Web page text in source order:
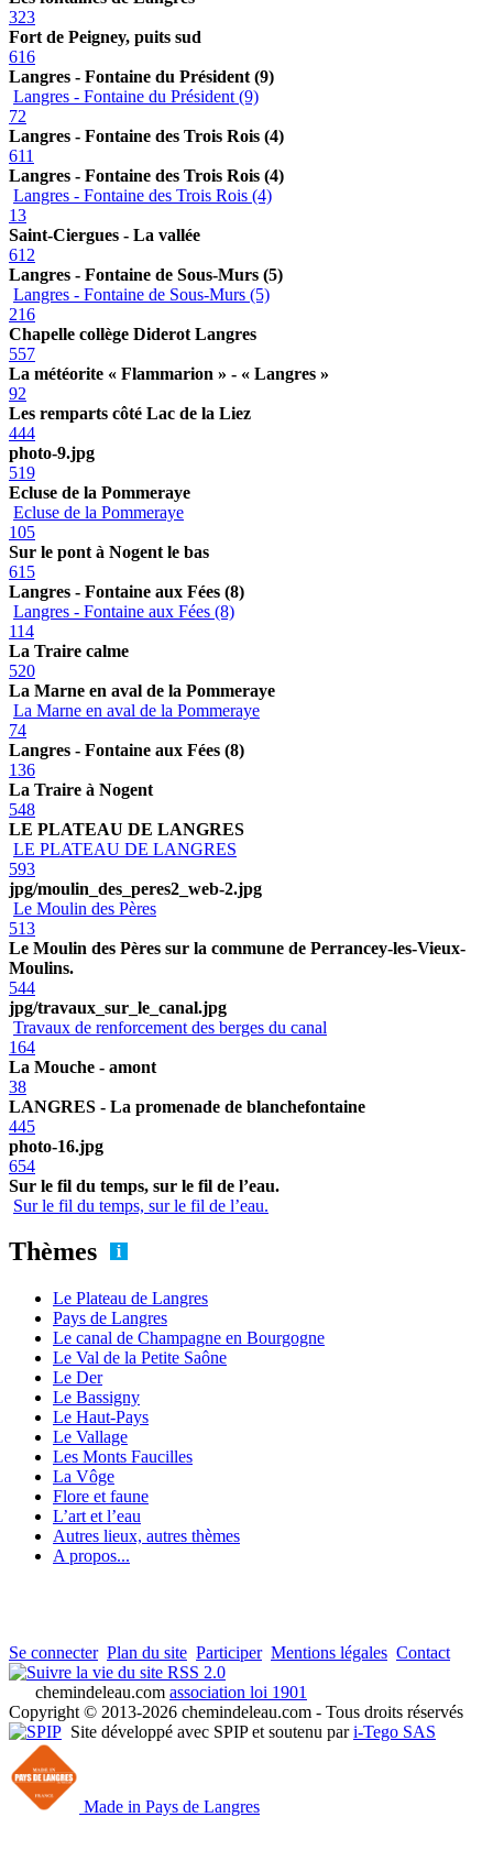
323
Fort de Peigney, puits sud
616
Langres - Fontaine du Président (9)
Langres - Fontaine du Président (9)
72
Langres - Fontaine des Trois Rois (4)
611
Langres - Fontaine des Trois Rois (4)
Langres - Fontaine des Trois Rois (4)
13
Saint-Ciergues - La vallée
612
Langres - Fontaine de Sous-Murs (5)
Langres - Fontaine de Sous-Murs (5)
216
Chapelle collège Diderot Langres
557
La météorite « Flammarion » - « Langres »
92
Les remparts côté Lac de la Liez
444
photo-9.jpg
519
Ecluse de la Pommeraye
Ecluse de la Pommeraye
105
Sur le pont à Nogent le bas
615
Langres - Fontaine aux Fées (8)
Langres - Fontaine aux Fées (8)
114
La Traire calme
520
La Marne en aval de la Pommeraye
La Marne en aval de la Pommeraye
74
Langres - Fontaine aux Fées (8)
136
La Traire à Nogent
548
LE PLATEAU DE LANGRES
LE PLATEAU DE LANGRES
593
jpg/moulin_des_peres2_web-2.jpg
Le Moulin des Pères
513
Le Moulin des Pères sur la commune de Perrancey-les-Vieux-
Moulins.
544
jpg/travaux_sur_le_canal.jpg
Travaux de renforcement des berges du canal
164
La Mouche - amont
38
LANGRES - La promenade de blanchefontaine
445
photo-16.jpg
654
Sur le fil du temps, sur le fil de l’eau.
Sur le fil du temps, sur le fil de l’eau.
Thèmes
Le Plateau de Langres
Pays de Langres
Le canal de Champagne en Bourgogne
Le Val de la Petite Saône
Le Der
Le Bassigny
Le Haut-Pays
Le Vallage
Les Monts Faucilles
La Vôge
Flore et faune
L’art et l’eau
Autres lieux, autres thèmes
A propos...
Se connecter Plan du site Participer Mentions légales Contact
RSS 2.0
chemindeleau.com association loi 1901
Copyright © 2013-2026 chemindeleau.com - Tous droits réservés
Site développé avec SPIP et soutenu pari-Tego SAS
Made in Pays de Langres